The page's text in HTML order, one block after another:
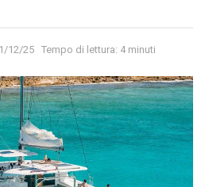
12/25 Tempo di lettura: 4 minuti